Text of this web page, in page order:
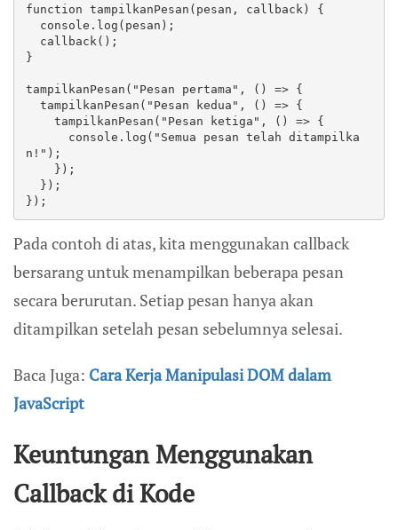
function tampilkanPesan(pesan, callback) {
}
tampilkanPesan("Pesan pertama", () => {
n!");
});
Pada contoh di atas, kita menggunakan callback
bersarang untuk menampilkan beberapa pesan
secara berurutan. Setiap pesan hanya akan
ditampilkan setelah pesan sebelumnya selesai.
Baca Juga: Cara Kerja Manipulasi DOM dalam
JavaScript
Keuntungan Menggunakan
Callback di Kode